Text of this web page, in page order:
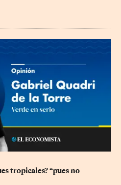
tropicales? “pues no